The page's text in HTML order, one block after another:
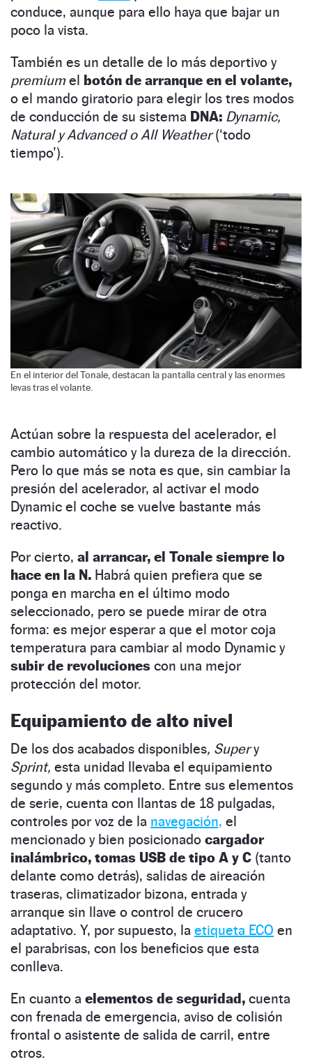
conduce, aunque para ello haya que bajar un
poco la vista.
También es un detalle de lo más deportivo y
premiumel botón de arranque en el volante,
o el mando giratorio para elegir los tres modos
de conducción de su sistema DNA: Dynamic,
Natural y Advanced o All Weather(‘todo
tiempo’).
En el interior del Tonale, destacan la pantalla central y las enormes
levas tras el volante.
Actúan sobre la respuesta del acelerador, el
cambio automático y la dureza de la dirección.
Pero lo que más se nota es que, sin cambiar la
presión del acelerador, al activar el modo
Dynamic el coche se vuelve bastante más
reactivo.
Por cierto, al arrancar, el Tonale siempre lo
hace en la N. Habrá quien prefiera que se
ponga en marcha en el último modo
seleccionado, pero se puede mirar de otra
forma: es mejor esperar a que el motor coja
temperatura para cambiar al modo Dynamic y
subir de revoluciones con una mejor
protección del motor.
Equipamiento de alto nivel
De los dos acabados disponibles, Supery
Sprint, esta unidad llevaba el equipamiento
segundo y más completo. Entre sus elementos
de serie, cuenta con llantas de 18 pulgadas,
controles por voz de la navegación, el
mencionado y bien posicionado cargador
inalámbrico, tomas USB de tipo A y C (tanto
delante como detrás), salidas de aireación
traseras, climatizador bizona, entrada y
arranque sin llave o control de crucero
adaptativo. Y, por supuesto, la etiqueta ECO en
el parabrisas, con los beneficios que esta
conlleva.
En cuanto a elementos de seguridad, cuenta
con frenada de emergencia, aviso de colisión
frontal o asistente de salida de carril, entre
otros.